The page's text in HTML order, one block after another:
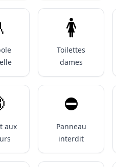
🚺️
Toilettes
dames
aux
⛔️
Panneau
interdit